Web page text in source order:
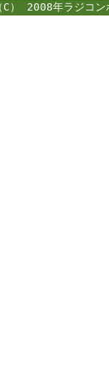
） 2008年ラジコ